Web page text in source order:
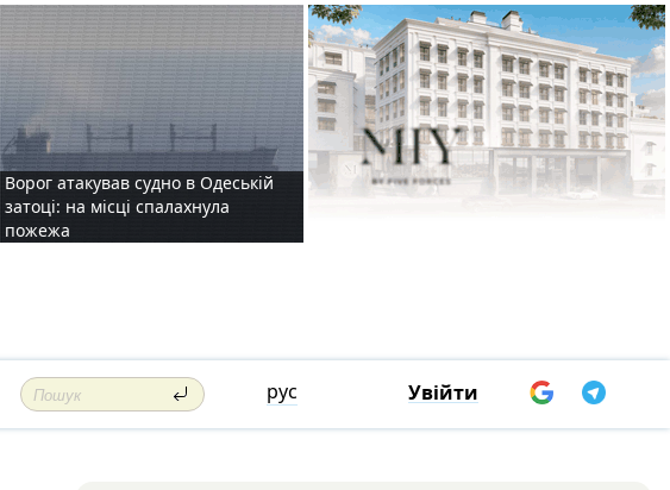
Ворог атакував судно в Одеській
затоці: на місці спалахнула
пожежа
рус Увійти